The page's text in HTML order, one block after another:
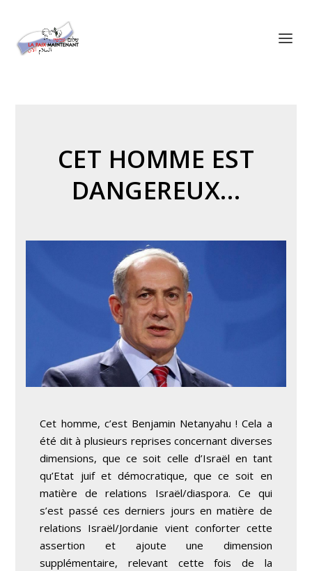
CET HOMME EST
DANGEREUX…
Cet homme, c’est Benjamin Netanyahu ! Cela a
été dit à plusieurs reprises concernant diverses
dimensions, que ce soit celle d’Israël en tant
qu’Etat juif et démocratique, que ce soit en
matière de relations Israël/diaspora. Ce qui
s’est passé ces derniers jours en matière de
relations Israël/Jordanie vient conforter cette
assertion et ajoute une dimension
supplémentaire, relevant cette fois de la